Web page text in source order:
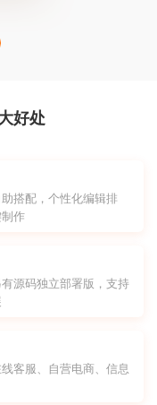
好处
搭配，个性化编辑排
作
源码独立部署版，支持
客服、自营电商、信息